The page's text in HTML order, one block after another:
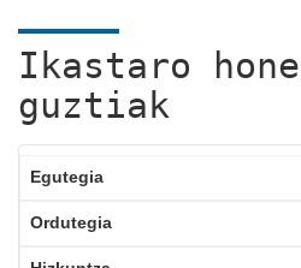
Ikastaro
guztiak